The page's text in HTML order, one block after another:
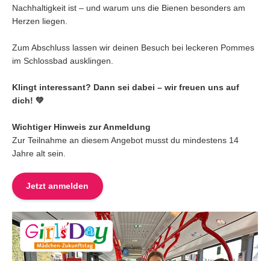
Nachhaltigkeit ist – und warum uns die Bienen besonders am
Herzen liegen.
Zum Abschluss lassen wir deinen Besuch bei leckeren Pommes
im Schlossbad ausklingen.
Klingt interessant? Dann sei dabei – wir freuen uns auf
dich! 💚
Wichtiger Hinweis zur Anmeldung
Zur Teilnahme an diesem Angebot musst du mindestens 14
Jahre alt sein.
Jetzt anmelden